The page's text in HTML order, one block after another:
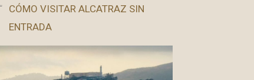
CÓMO VISITAR ALCATRAZ SIN
ENTRADA